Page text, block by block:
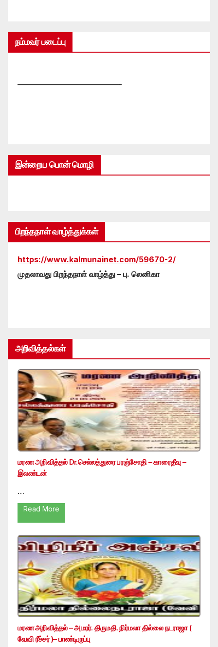
நம்மவர் படைப்பு
—————————————-
இன்றைய பொன் மொழி
பிறந்தநாள் வாழ்த்துக்கள்
https://www.kalmunainet.com/59670-2/
முதலாவது பிறந்தநாள் வாழ்த்து – பு. லெனிகா
அறிவித்தல்கள்
மரண அறிவித்தல் Dr.செல்லத்துரை பரஞ்சோதி – காரைதீவு –
இலண்டன்
…
Read More
மரண அறிவித்தல் – அமரர். திருமதி. நிர்மலா தில்லை நடராஜா (
வேவி ரீச்சர் )– பாண்டிருப்பு